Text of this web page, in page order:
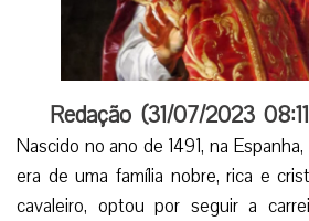
Redação (31/07/2023
Nascido no ano de 1491, na
era de uma família nobre, rica e
cavaleiro, optou por seguir a